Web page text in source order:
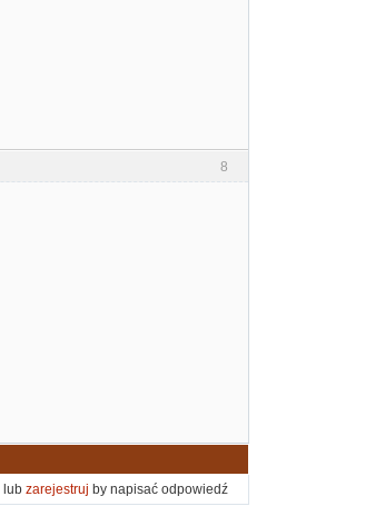
8
lub zarejestruj by napisać odpowiedź